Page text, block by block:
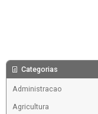
Categorias
Administracao
Agricultura